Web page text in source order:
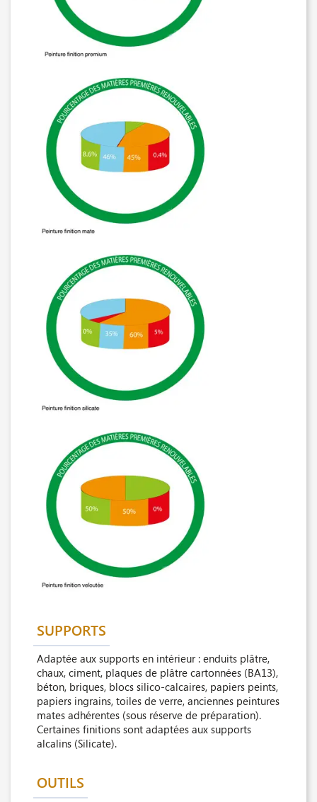
SUPPORTS
Adaptée aux supports en intérieur : enduits plâtre,
chaux, ciment, plaques de plâtre cartonnées (BA13),
béton, briques, blocs silico-calcaires, papiers peints,
papiers ingrains, toiles de verre, anciennes peintures
mates adhérentes (sous réserve de préparation).
Certaines finitions sont adaptées aux supports
alcalins (Silicate).
OUTILS